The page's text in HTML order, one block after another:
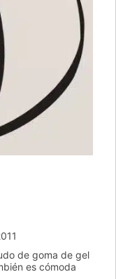
de goma de gel
es cómoda